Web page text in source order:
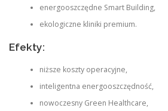
energooszczędne Smart Building,
ekologiczne kliniki premium.
Efekty:
niższe koszty operacyjne,
inteligentna energooszczędność,
nowoczesny Green Healthcare,